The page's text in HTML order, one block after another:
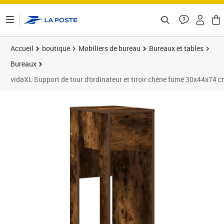
Accueil boutique Mobiliers de bureau
Bureaux et tables
Bureaux
vidaXL Support de tour d'ordinateur et tiroir chêne fumé 30x44x74